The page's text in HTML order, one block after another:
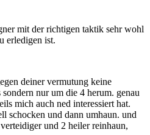
mit der richtigen taktik sehr wohl
erledigen ist.
deiner vermutung keine
nur um die 4 herum. genau
mich auch ned interessiert hat.
schocken und dann umhaun. und
und 2 heiler reinhaun,